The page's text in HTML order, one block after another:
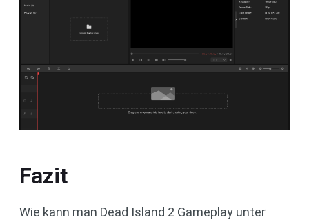
Fazit
Wie kann man Dead Island 2 Gameplay unter